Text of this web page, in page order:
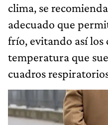
clima, se
adecuado que
frío, evitando así los
temperatura que
cuadros